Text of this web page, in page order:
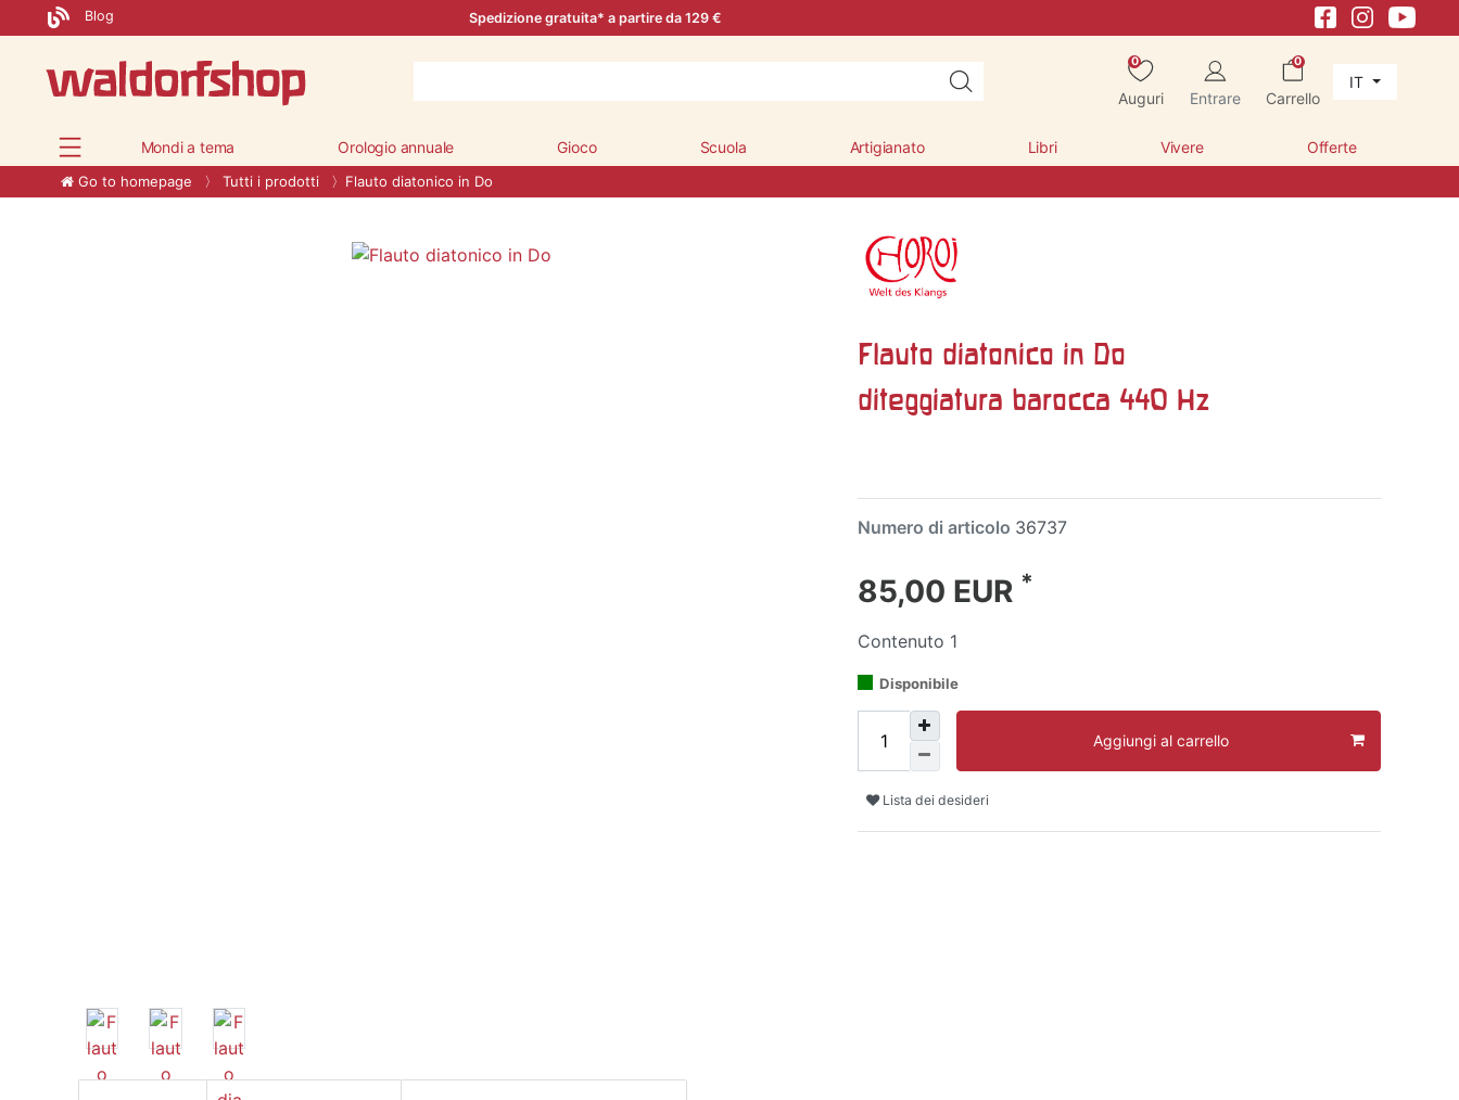
Blog Spedizione gratuita* a partire da 129 €
0
Auguri Entrare
0
Carrello
IT
Mondi a tema Orologio annuale Gioco Scuola Artigianato Libri Vivere Offerte
Go to homepage Tutti i prodotti Flauto diatonico in Do
Flauto diatonico in Do
diteggiatura barocca 440 Hz
Numero di articolo 36737
85,00 EUR *
Contenuto 1
Disponibile
Aggiungi al carrello
Lista dei desideri